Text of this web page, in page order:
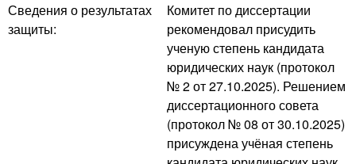
Сведения о результатах
защиты:
Комитет по диссертации
рекомендовал присудить
ученую степень кандидата
юридических наук (протокол
№ 2 от 27.10.2025). Решением
диссертационного совета
(протокол № 08 от 30.10.2025)
присуждена учёная степень